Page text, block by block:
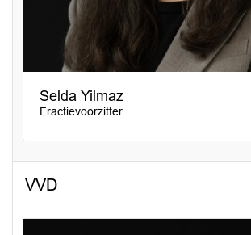
Selda Yilmaz
Fractievoorzitter
VVD